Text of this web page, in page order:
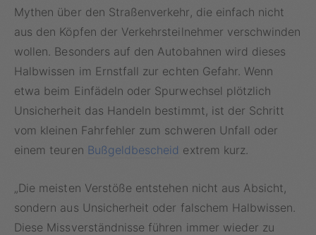
Mythen über den Straßenverkehr, die einfach nicht
aus den Köpfen der Verkehrsteilnehmer verschwinden
wollen. Besonders auf den Autobahnen wird dieses
Halbwissen im Ernstfall zur echten Gefahr. Wenn
etwa beim Einfädeln oder Spurwechsel plötzlich
Unsicherheit das Handeln bestimmt, ist der Schritt
vom kleinen Fahrfehler zum schweren Unfall oder
einem teuren Bußgeldbescheid extrem kurz.
„Die meisten Verstöße entstehen nicht aus Absicht,
sondern aus Unsicherheit oder falschem Halbwissen.
Diese Missverständnisse führen immer wieder zu